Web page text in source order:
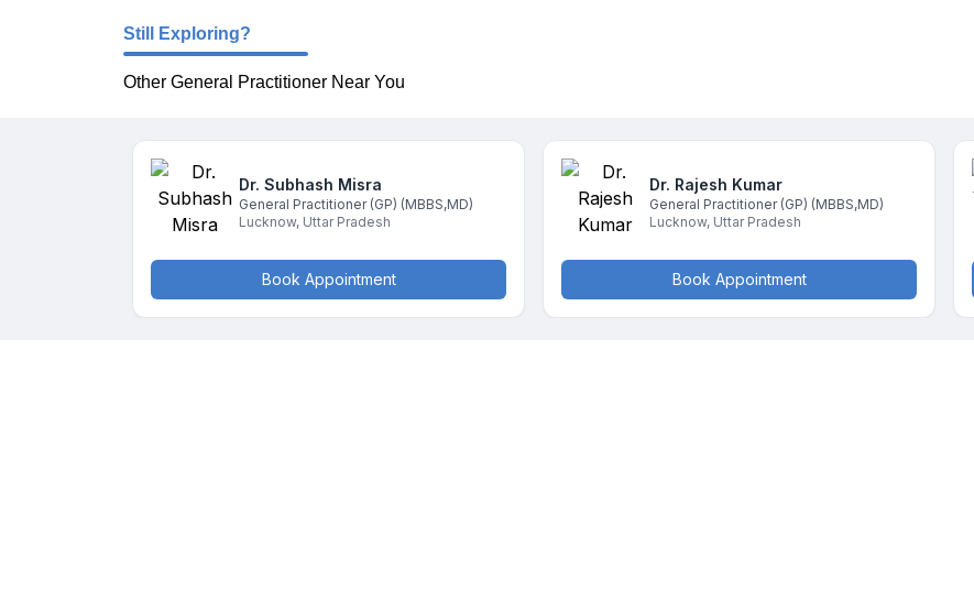
Still Exploring?
Other General Practitioner Near You
Dr. Subhash Misra
General Practitioner (GP) (MBBS,MD)
Lucknow, Uttar Pradesh
Book Appointment
Dr. Rajesh Kumar
General Practitioner (GP) (MBBS,MD)
Lucknow, Uttar Pradesh
Book Appointment